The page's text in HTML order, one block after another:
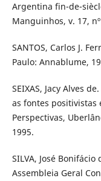
Argentina fin-de-
Manguinhos, v. 17,
SANTOS, Carlos J.
Paulo: Annablume,
SEIXAS, Jacy Alves
as fontes positivistas
Perspectivas,
1995.
SILVA, José
Assembleia Geral